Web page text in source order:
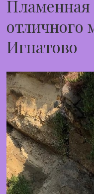
Пламенная
отличного
Игнатово